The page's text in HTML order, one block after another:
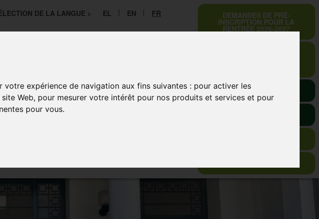
expérience de navigation aux fins suivantes : pour activer les
Web, pour mesurer votre intérêt pour nos produits et services et pour
pour vous.
DE LA LANGUE > EL EN FR
INSTALLATIONS
CONSERVATOIRE
ÉTRANGÈRES RÉSEAU LA SALLE
DEMANDES DE PRÉ-
INSCRIPTION POUR LA
RENTRÉE 2026-2027
E-URSULINES